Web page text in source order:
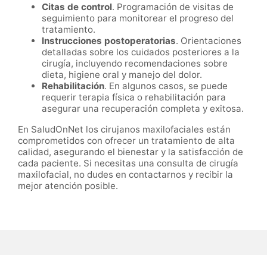
Citas de control. Programación de visitas de
seguimiento para monitorear el progreso del
tratamiento.
Instrucciones postoperatorias. Orientaciones
detalladas sobre los cuidados posteriores a la
cirugía, incluyendo recomendaciones sobre
dieta, higiene oral y manejo del dolor.
Rehabilitación. En algunos casos, se puede
requerir terapia física o rehabilitación para
asegurar una recuperación completa y exitosa.
En SaludOnNet los cirujanos maxilofaciales están
comprometidos con ofrecer un tratamiento de alta
calidad, asegurando el bienestar y la satisfacción de
cada paciente. Si necesitas una consulta de cirugía
maxilofacial, no dudes en contactarnos y recibir la
mejor atención posible.